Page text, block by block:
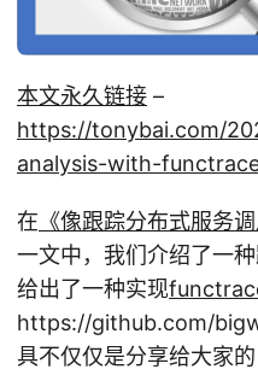
本文永久链接 –
https://tonybai.com/
analysis-with-
在 《像跟踪分布式服务
一文中，我们介绍了一
给出了一种实现
https://github.com/
具不仅仅是分享给大家